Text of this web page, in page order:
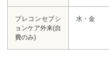
プレコンセプシ
ョンケア外来(自
費のみ)
水・金